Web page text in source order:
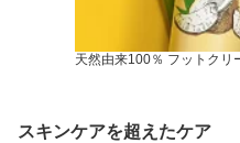
天然由来100％ フットクリ
スキンケアを超えたケア